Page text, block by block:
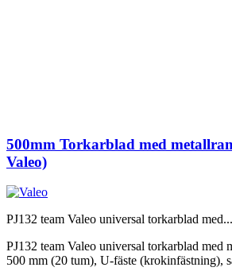
500mm Torkarblad med
Valeo)
PJ132 team Valeo universal torkarblad med...
PJ132 team Valeo universal torkarblad med
500 mm (20 tum), U-fäste (krokinfästning),